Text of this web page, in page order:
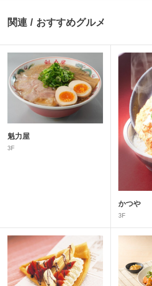
関連 / おすすめグルメ
魁力屋
3F
かつや
3F